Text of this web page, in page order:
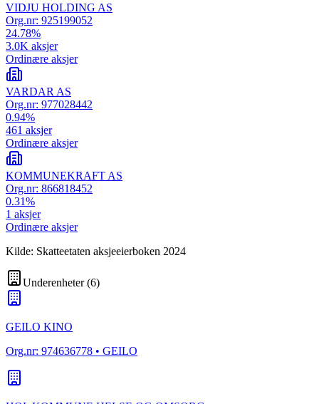
VIDJU HOLDING AS
Org.nr: 925199052
24.78%
3.0K aksjer
Ordinære aksjer
VARDAR AS
Org.nr: 977028442
0.94%
461 aksjer
Ordinære aksjer
KOMMUNEKRAFT AS
Org.nr: 866818452
0.31%
1 aksjer
Ordinære aksjer
Kilde: Skatteetaten aksjeeierboken 2024
Underenheter(6)
GEILO KINO
Org.nr: 974636778 • GEILO